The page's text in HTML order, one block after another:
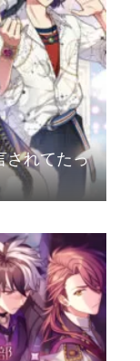
されてたっ